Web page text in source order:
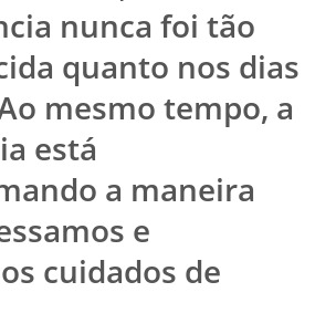
nunca foi tão
quanto nos dias
mesmo tempo, a
está
a maneira
e
cuidados de